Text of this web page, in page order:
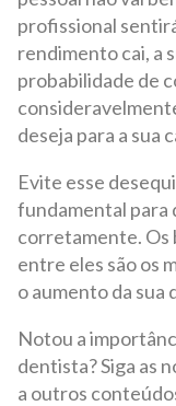
profissional
rendimento cai, a
probabilidade de
deseja para a sua
Evite esse
fundamental para
corretamente. Os
entre eles são os
o aumento da sua
Notou a
dentista? Siga as
a outros